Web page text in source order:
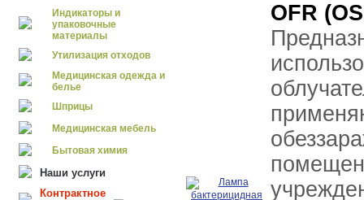
Индикаторы и
упаковочные
материалы
Утилизация отходов
Медицинская одежда и
белье
Шприцы
Медицинская мебель
Бытовая химия
Наши услуги
Контрактное
OFR